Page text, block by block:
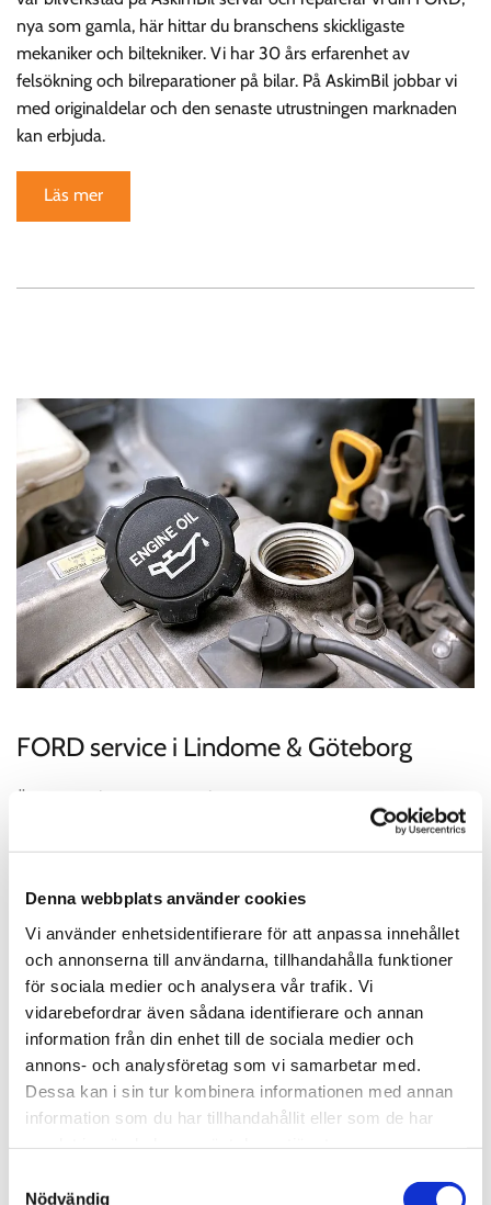
Denna webbplats använder cookies
Vi använder enhetsidentifierare för att anpassa innehållet
och annonserna till användarna, tillhandahålla funktioner
för sociala medier och analysera vår trafik. Vi
vidarebefordrar även sådana identifierare och annan
information från din enhet till de sociala medier och
annons- och analysföretag som vi samarbetar med.
Dessa kan i sin tur kombinera informationen med annan
information som du har tillhandahållit eller som de har
Nödvändig
nya som gamla, här hittar du branschens skickligaste
mekaniker och biltekniker. Vi har 30 års erfarenhet av
felsökning och bilreparationer på bilar. På AskimBil jobbar vi
med originaldelar och den senaste utrustningen marknaden
kan erbjuda.
Läs mer
FORD service i Lindome & Göteborg
Är din bil 3år eller äldre, då är vi din perfekta bilverkstad.
Bilservice enligt din FORD's servicebok eller fabrikants
rekomendationer, lyser din servicelampa? Dags för bilservice?
Byte olja + filter, Grundservice - Basservice till Originalservice -
Fullservice. Vi på AskimBil följer bilfabrikantens
rekommendationer enligt ett FORD serviceprotokoll
avseende din bil, utrustning och efter bilens aktuella
serviceintervall enligt km
Läs mer